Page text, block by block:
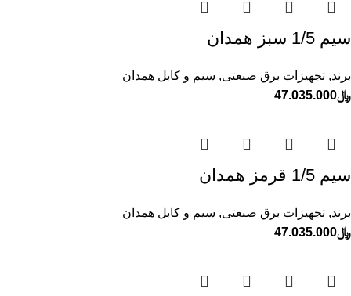
سيم 1/5 سبز همدان
برند, تجهیزات برق صنعتی, سیم و کابل همدان
﷼47.035.000
سيم 1/5 قرمز همدان
برند, تجهیزات برق صنعتی, سیم و کابل همدان
﷼47.035.000